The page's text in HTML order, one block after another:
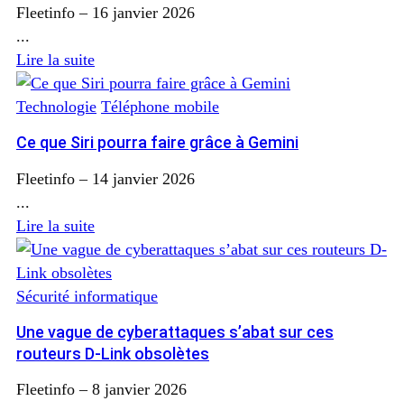
Fleetinfo – 16 janvier 2026
...
Lire la suite
Technologie Téléphone mobile
Ce que Siri pourra faire grâce à Gemini
Fleetinfo – 14 janvier 2026
...
Lire la suite
Sécurité informatique
Une vague de cyberattaques s’abat sur ces
routeurs D-Link obsolètes
Fleetinfo – 8 janvier 2026